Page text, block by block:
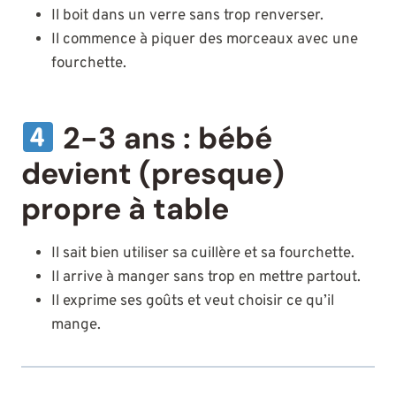
Il boit dans un verre sans trop renverser.
Il commence à piquer des morceaux avec une
fourchette.
2-3 ans : bébé
devient (presque)
propre à table
Il sait bien utiliser sa cuillère et sa fourchette.
Il arrive à manger sans trop en mettre partout.
Il exprime ses goûts et veut choisir ce qu’il
mange.